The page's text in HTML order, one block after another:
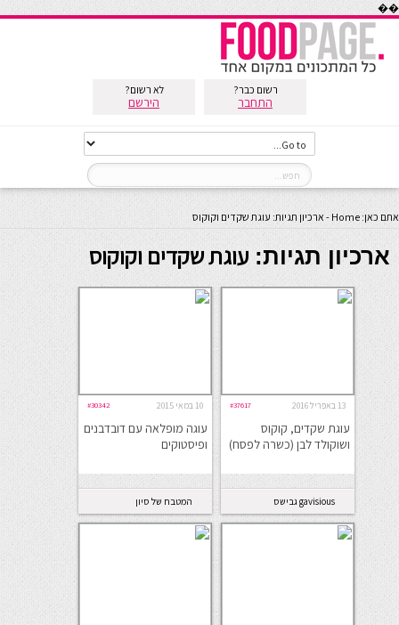
��
רשום כבר?
התחבר
לא רשום?
הירשם
אתם כאן: Home
- ארכיון תגיות: עוגת שקדים וקוקוס
ארכיון תגיות: עוגת שקדים וקוקוס
13 באפריל 2016 #37617
עוגת שקדים, קוקוס
ושוקולד לבן (כשרה לפסח)
gavisious גבישס
10 במאי 2015 #30342
עוגה מופלאה עם דובדבנים
ופיסטוקים
המטבח של סיון